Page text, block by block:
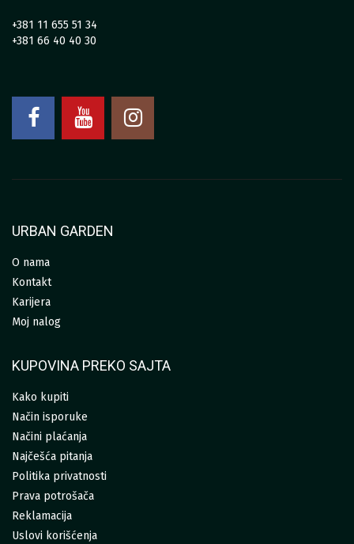
+381 11 655 51 34
+381 66 40 40 30
URBAN GARDEN
O nama
Kontakt
Karijera
Moj nalog
KUPOVINA PREKO SAJTA
Kako kupiti
Način isporuke
Načini plaćanja
Najčešća pitanja
Politika privatnosti
Prava potrošača
Reklamacija
Uslovi korišćenja